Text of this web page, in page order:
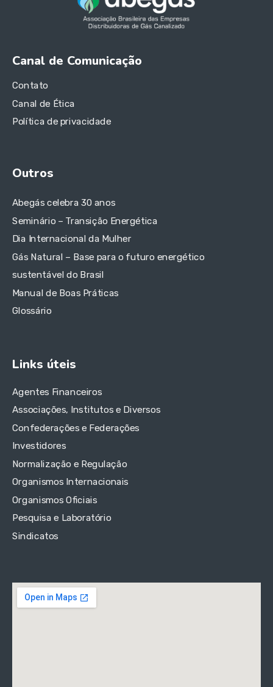
Canal de Comunicação
Contato
Canal de Ética
Política de privacidade
Outros
Abegás celebra 30 anos
Seminário – Transição Energética
Dia Internacional da Mulher
Gás Natural – Base para o futuro energético
sustentável do Brasil
Manual de Boas Práticas
Glossário
Links úteis
Agentes Financeiros
Associações, Institutos e Diversos
Confederações e Federações
Investidores
Normalização e Regulação
Organismos Internacionais
Organismos Oficiais
Pesquisa e Laboratório
Sindicatos